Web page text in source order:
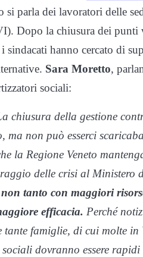
si parla dei lavoratori delle
Dopo la chiusura dei punti
sindacati hanno cercato di
Sara Moretto,
sociali:
chiusura della gestione
non può esserci
la Regione Veneto
delle crisi al Ministero
tanto con maggiori
efficacia. Perché
tante famiglie, di cui molte
dovranno essere rapidi